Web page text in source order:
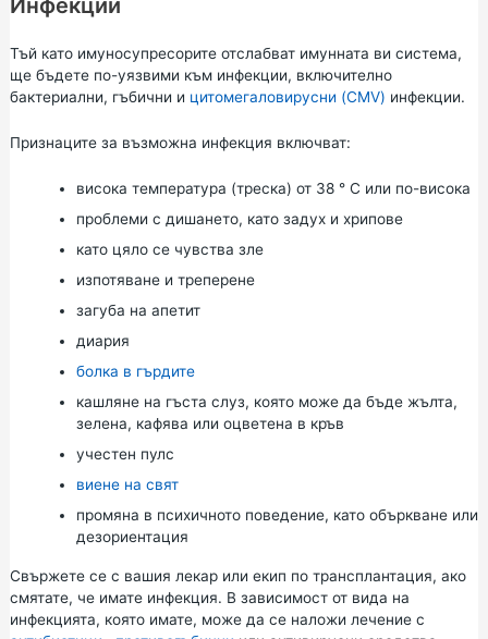
Инфекции
Тъй като имуносупресорите отслабват имунната ви система,
ще бъдете по-уязвими към инфекции, включително
бактериални, гъбични и цитомегаловирусни (CMV) инфекции.
Признаците за възможна инфекция включват:
висока температура (треска) от 38 ° С или по-висока
проблеми с дишането, като задух и хрипове
като цяло се чувства зле
изпотяване и треперене
загуба на апетит
диария
болка в гърдите
кашляне на гъста слуз, която може да бъде жълта,
зелена, кафява или оцветена в кръв
учестен пулс
виене на свят
промяна в психичното поведение, като объркване или
дезориентация
Свържете се с вашия лекар или екип по трансплантация, ако
смятате, че имате инфекция. В зависимост от вида на
инфекцията, която имате, може да се наложи лечение с